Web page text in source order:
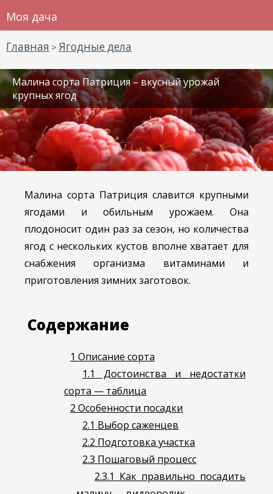
Моя дача
Главная > Ягодные дела
Малина сорта Патриция – вкусный урожай
крупных ягод
Малина сорта Патриция славится крупными
ягодами и обильным урожаем. Она
плодоносит один раз за сезон, но количества
ягод с нескольких кустов вполне хватает для
снабжения организма витаминами и
приготовления зимних заготовок.
Содержание
1 Описание сорта
1.1
Достоинства и недостатки
сорта — таблица
2 Особенности посадки
2.1 Выбор саженцев
2.2 Подготовка участка
2.3 Пошаговый процесс
2.3.1 Как правильно посадить